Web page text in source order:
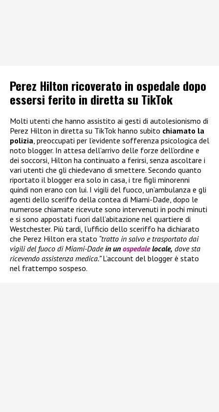
Perez Hilton ricoverato in ospedale dopo
essersi ferito in diretta su TikTok
Molti utenti che hanno assistito ai gesti di autolesionismo di
Perez Hilton in diretta su TikTok hanno subito chiamato la
polizia, preoccupati per l’evidente sofferenza psicologica del
noto blogger. In attesa dell’arrivo delle forze dell’ordine e
dei soccorsi, Hilton ha continuato a ferirsi, senza ascoltare i
vari utenti che gli chiedevano di smettere. Secondo quanto
riportato il blogger era solo in casa, i tre figli minorenni
quindi non erano con lui. I vigili del fuoco, un’ambulanza e gli
agenti dello sceriffo della contea di Miami-Dade, dopo le
numerose chiamate ricevute sono intervenuti in pochi minuti
e si sono appostati fuori dall’abitazione nel quartiere di
Westchester. Più tardi, l’ufficio dello sceriffo ha dichiarato
che Perez Hilton era stato “tratto in salvo e trasportato dai
vigili del fuoco di Miami-Dadein un ospedalelocale, dove sta
ricevendo assistenza medica.”L’account del blogger è stato
nel frattempo sospeso.